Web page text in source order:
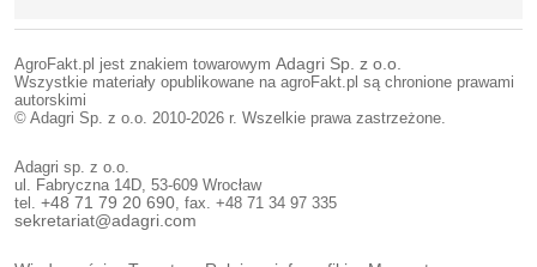
AgroFakt.pl jest znakiem towarowym Adagri Sp. z o.o.
Wszystkie materiały opublikowane na agroFakt.pl są chronione prawami
autorskimi
© Adagri Sp. z o.o. 2010-2026 r. Wszelkie prawa zastrzeżone.
Adagri sp. z o.o.
ul. Fabryczna 14D, 53-609 Wrocław
tel. +48 71 79 20 690 , fax. +48 71 34 97 335
sekretariat@adagri.com